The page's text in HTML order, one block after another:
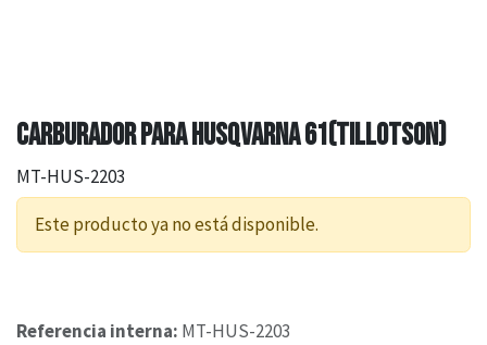
CARBURADOR PARA HUSQVARNA 61(TILLOTSON)
MT-HUS-2203
Este producto ya no está disponible.
Referencia interna: MT-HUS-2203